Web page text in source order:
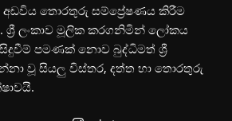
තොරතුරු සම්ප්‍රේෂණය කිරීම
ලංකාව මූලික කරගනිමින් ලෝකය
සිදුවීම් පමණක් නොව බුද්ධිමත් ශ්‍රී
වූ සියලු විස්තර, දත්ත හා තොරතුරු